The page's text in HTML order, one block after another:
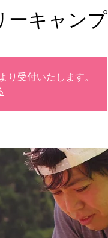
ーキャンプ
り受付いたします。